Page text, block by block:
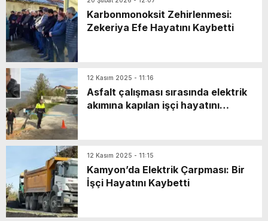
Karbonmonoksit Zehirlenmesi:
Zekeriya Efe Hayatını Kaybetti
12 Kasım 2025 - 11:16
Asfalt çalışması sırasında elektrik
akımına kapılan işçi hayatını
12 Kasım 2025 - 11:15
Kamyon’da Elektrik Çarpması: Bir
İşçi Hayatını Kaybetti